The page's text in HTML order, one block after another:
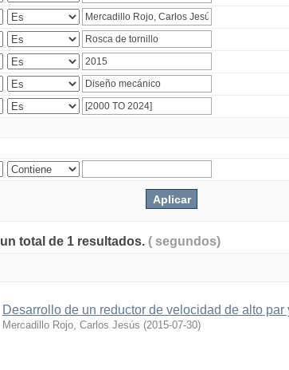
total de 1 resultados. ( segundos)
Desarrollo de un reductor de velocidad de alto par
Mercadillo Rojo, Carlos Jesús (2015-07-30)